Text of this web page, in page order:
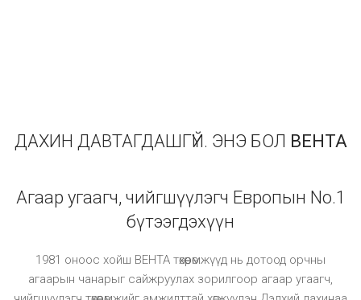
ДАХИН ДАВТАГДАШГҮЙ. ЭНЭ БОЛ ВЕНТА
Агаар угаагч, чийгшүүлэгч Европын No.1
бүтээгдэхүүн
1981 оноос хойш ВЕНТА төхөөрөмжүүд нь дотоод орчны
агаарын чанарыг сайжруулах зорилгоор агаар угаагч,